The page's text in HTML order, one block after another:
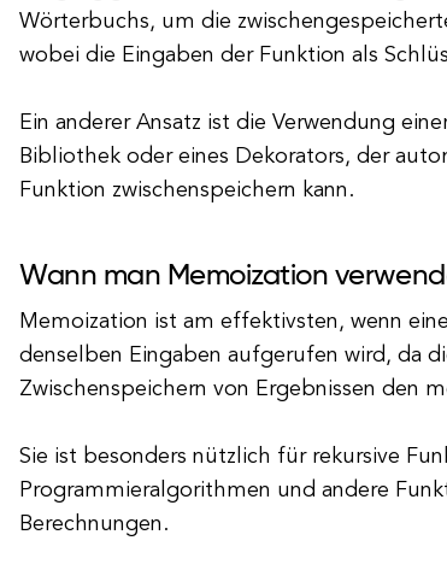
Wörterbuchs, um die
wobei die Eingaben der Funktion als
Ein anderer Ansatz ist die Verwendung
Bibliothek oder eines Dekorators, der
Funktion zwischenspeichern kann.
Wann man Memoization
Memoization ist am effektivsten, wenn
denselben Eingaben aufgerufen wird, da
Zwischenspeichern von Ergebnissen den
Sie ist besonders nützlich für rekursive
Programmieralgorithmen und andere
Berechnungen.